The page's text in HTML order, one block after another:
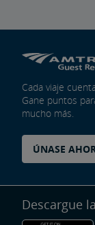
Cada viaje
Gane puntos
mucho más.
ÚNASE
Descargue